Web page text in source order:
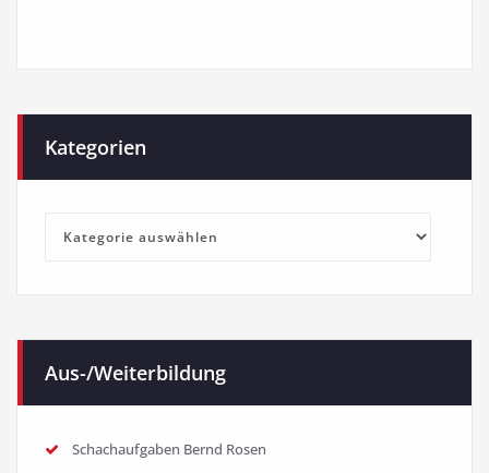
Kategorien
Kategorien
Aus-/Weiterbildung
Schachaufgaben Bernd Rosen